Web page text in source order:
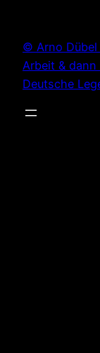
springen
© Arno Dübel
Arbeit &
Deutsche